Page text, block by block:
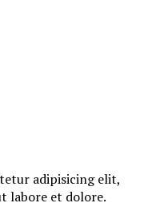
adipisicing elit,
labore et dolore.